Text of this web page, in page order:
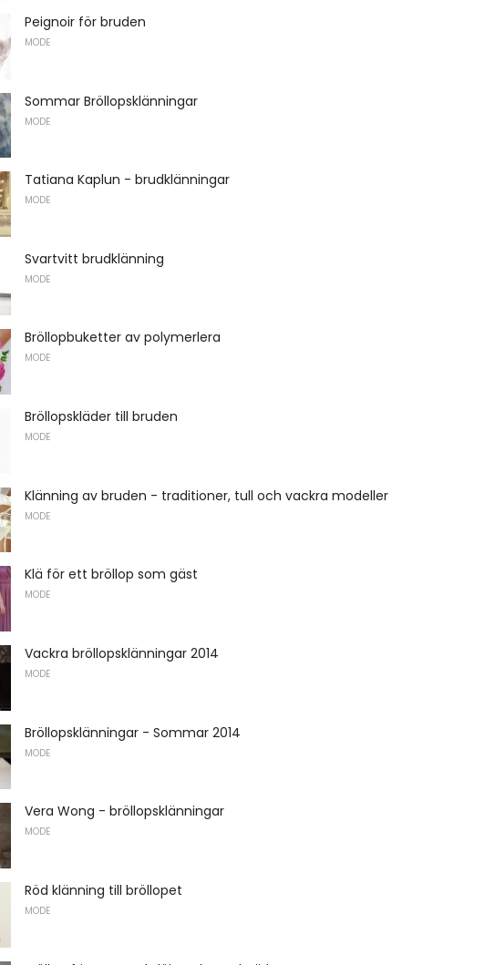
Peignoir för bruden
MODE
Sommar Bröllopsklänningar
MODE
Tatiana Kaplun - brudklänningar
MODE
Svartvitt brudklänning
MODE
Bröllopbuketter av polymerlera
MODE
Bröllopskläder till bruden
MODE
Klänning av bruden - traditioner, tull och vackra modeller
MODE
Klä för ett bröllop som gäst
MODE
Vackra bröllopsklänningar 2014
MODE
Bröllopsklänningar - Sommar 2014
MODE
Vera Wong - bröllopsklänningar
MODE
Röd klänning till bröllopet
MODE